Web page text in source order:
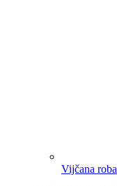
Vijčana roba